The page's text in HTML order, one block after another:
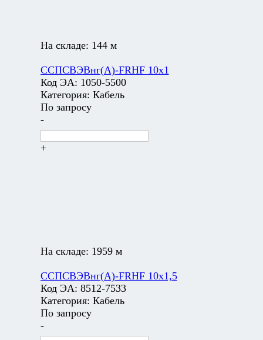
На складе: 144 м
ССПСВЭВнг(А)-FRHF 10х1
Код ЭА: 1050-5500
Категория: Кабель
По запросу
-
+
На складе: 1959 м
ССПСВЭВнг(А)-FRHF 10х1,5
Код ЭА: 8512-7533
Категория: Кабель
По запросу
-